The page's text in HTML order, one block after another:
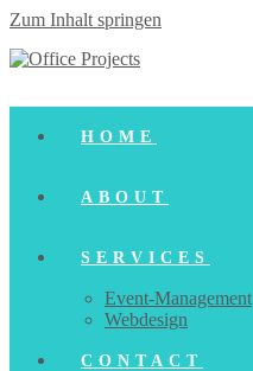
Zum Inhalt springen
HOME
ABOUT
SERVICES
Event-Management
Webdesign
CONTACT